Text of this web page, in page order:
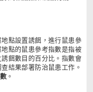
點設置誘餌，進行鼠患參
點的鼠患參考指數是指被
餌數目的百分比。指數會
結果部署防治鼠患工作。
。